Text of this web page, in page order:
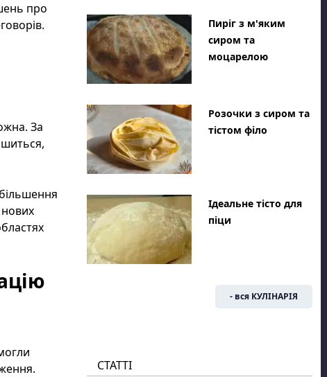
про
За
нових
Пиріг з м'яким
сиром та
моцарелою
Розочки з сиром та
тістом філо
Ідеальне тісто для
піци
- вся КУЛІНАРІЯ
СТАТТІ